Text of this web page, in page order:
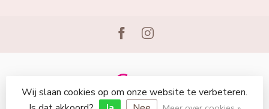
Wij slaan cookies op om onze website te verbeteren.